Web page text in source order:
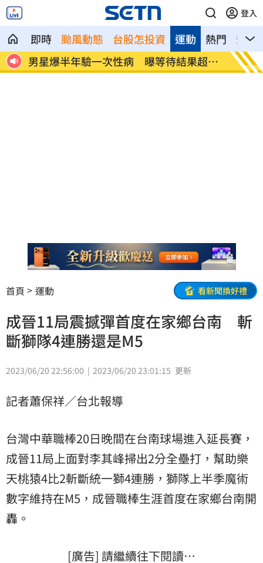
登入
即時 颱風動態 台股怎投資 熱門 影音
運動
追
男星爆半年驗一次性病 曝等待結果超忐
忑
佐藤
停
首頁 運動 看新聞換好禮
成晉11局震撼彈首度在家鄉台南 斬
斷獅隊4連勝還是M5
2023/06/20 22:56:00 2023/06/20 23:01:15 更新
記者蕭保祥／台北報導
台灣中華職棒20日晚間在台南球場進入延長賽，
成晉11局上面對李其峰掃出2分全壘打，幫助樂
天桃猿4比2斬斷統一獅4連勝，獅隊上半季魔術
數字維持在M5，成晉職棒生涯首度在家鄉台南開
轟。
[廣告] 請繼續往下閱讀…